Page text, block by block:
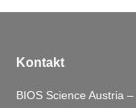
Kontakt
BIOS Science Austria